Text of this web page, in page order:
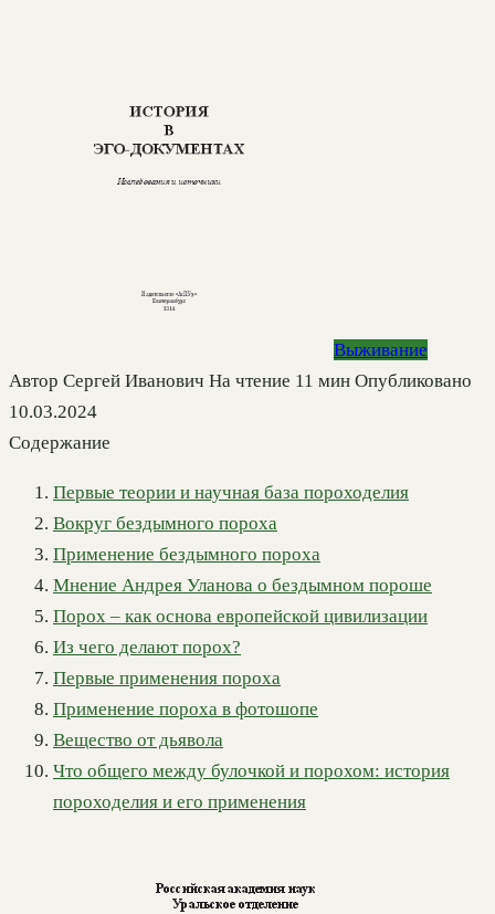
Выживание
Автор Сергей Иванович На чтение 11 мин Опубликовано
10.03.2024
Содержание
Первые теории и научная база пороходелия
Вокруг бездымного пороха
Применение бездымного пороха
Мнение Андрея Уланова о бездымном пороше
Порох – как основа европейской цивилизации
Из чего делают порох?
Первые применения пороха
Применение пороха в фотошопе
Вещество от дьявола
Что общего между булочкой и порохом: история
пороходелия и его применения